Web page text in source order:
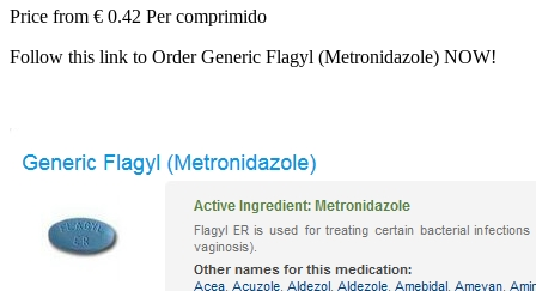
Price from € 0.42 Per comprimido
Follow this link to Order Generic Flagyl (Metronidazole) NOW!